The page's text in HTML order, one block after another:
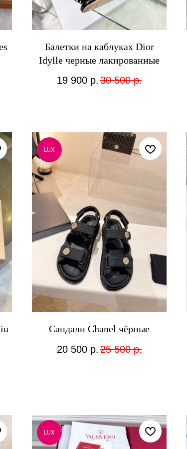
Балетки на каблуках Dior
Idylle черные лакированные
19 900 р. 30 500 р.
LUX
Сандали Chanel чёрные
20 500 р. 25 500 р.
LUX